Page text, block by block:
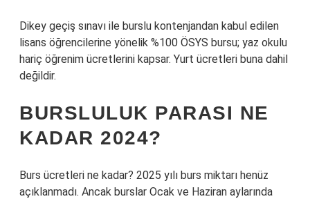
Dikey geçiş sınavı ile burslu kontenjandan kabul edilen
lisans öğrencilerine yönelik %100 ÖSYS bursu; yaz okulu
hariç öğrenim ücretlerini kapsar. Yurt ücretleri buna dahil
değildir.
BURSLULUK PARASI NE
KADAR 2024?
Burs ücretleri ne kadar? 2025 yılı burs miktarı henüz
açıklanmadı. Ancak burslar Ocak ve Haziran aylarında